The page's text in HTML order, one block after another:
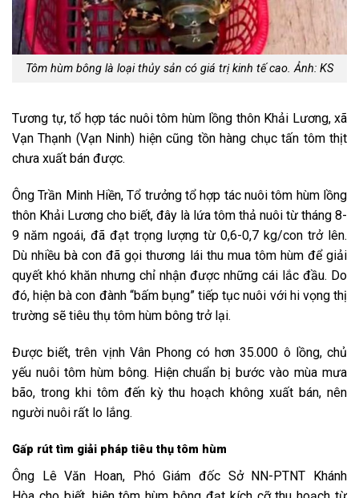
Tôm hùm bông là loại thủy sản có giá trị kinh tế cao. Ảnh: KS
Tương tự, tổ hợp tác nuôi tôm hùm lồng thôn Khải Lương, xã
Vạn Thạnh (Vạn Ninh) hiện cũng tồn hàng chục tấn tôm thịt
chưa xuất bán được.
Ông Trần Minh Hiền, Tổ trưởng tổ hợp tác nuôi tôm hùm lồng
thôn Khải Lương cho biết, đây là lứa tôm thả nuôi từ tháng 8-
9 năm ngoái, đã đạt trọng lượng từ 0,6-0,7 kg/con trở lên.
Dù nhiều bà con đã gọi thương lái thu mua tôm hùm để giải
quyết khó khăn nhưng chỉ nhận được những cái lắc đầu. Do
đó, hiện bà con đành “bấm bụng” tiếp tục nuôi với hi vọng thị
trường sẽ tiêu thụ tôm hùm bông trở lại.
Được biết, trên vịnh Vân Phong có hơn 35.000 ô lồng, chủ
yếu nuôi tôm hùm bông. Hiện chuẩn bị bước vào mùa mưa
bão, trong khi tôm đến kỳ thu hoạch không xuất bán, nên
người nuôi rất lo lắng.
Gấp rút tìm giải pháp tiêu thụ tôm hùm
Ông Lê Văn Hoan, Phó Giám đốc Sở NN-PTNT Khánh